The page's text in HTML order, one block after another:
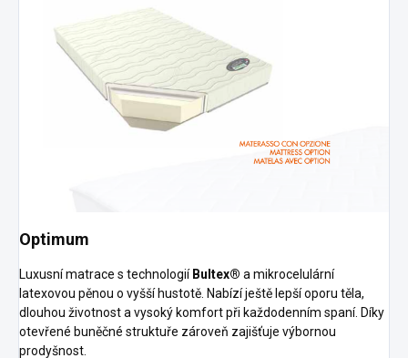
Optimum
Luxusní matrace s technologií Bultex® a mikrocelulární
latexovou pěnou o vyšší hustotě. Nabízí ještě lepší oporu těla,
dlouhou životnost a vysoký komfort při každodenním spaní. Díky
otevřené buněčné struktuře zároveň zajišťuje výbornou
prodyšnost.